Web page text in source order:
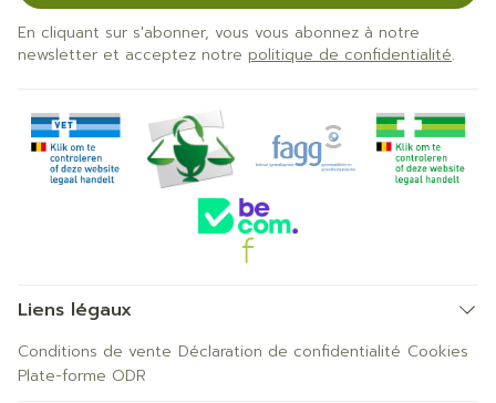
En cliquant sur s'abonner, vous vous abonnez à notre
newsletter et acceptez notre politique de confidentialité.
Liens légaux
Conditions de vente Déclaration de confidentialité Cookies
Plate-forme ODR